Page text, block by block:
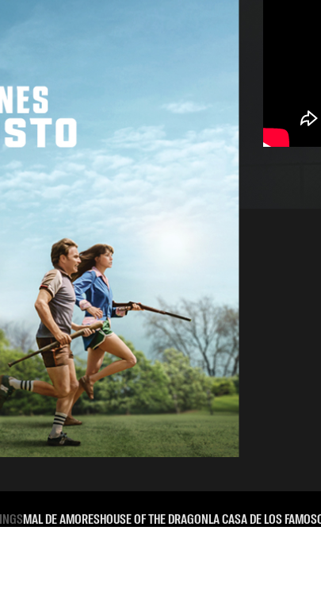
MAL DE AMORESHOUSE OF THE DRAGONLA CASA DE LOS